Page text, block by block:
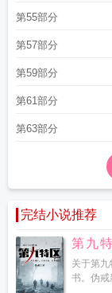
第55部分
第57部分
第59部分
第61部分
第63部分
完结小说推荐
第九
关于第
书。伪戒